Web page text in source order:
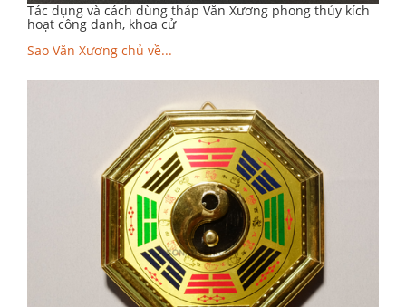
Tác dụng và cách dùng tháp Văn Xương phong thủy kích
hoạt công danh, khoa cử
Sao Văn Xương chủ về...